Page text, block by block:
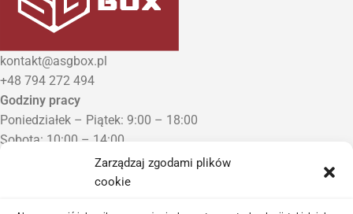
Zarządzaj zgodami plików
cookie
kontakt@asgbox.pl
+48 794 272 494
Godziny pracy
Poniedziałek – Piątek: 9:00 – 18:00
Sobota: 10:00 – 14:00
Niedziela: Zamknięte
Punkt Odbioru zamówień